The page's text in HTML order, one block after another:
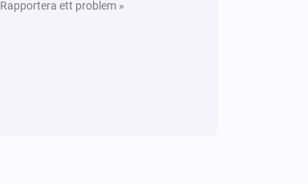
Rapportera ett problem »